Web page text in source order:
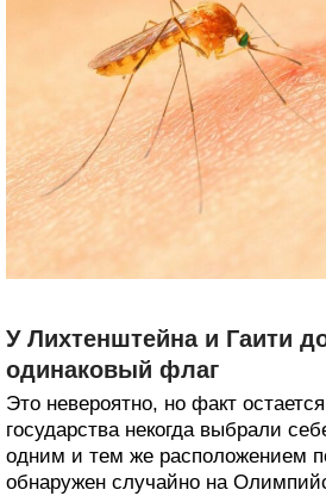
У Лихтенштейна и Гаити
одинаковый флаг
Это невероятно, но факт
государства некогда выбрали
одним и тем же расположением
обнаружен случайно на